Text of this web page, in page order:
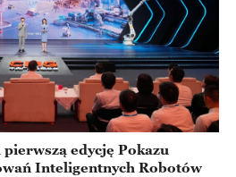
pierwszą edycję Pokazu
Inteligentnych Robotów